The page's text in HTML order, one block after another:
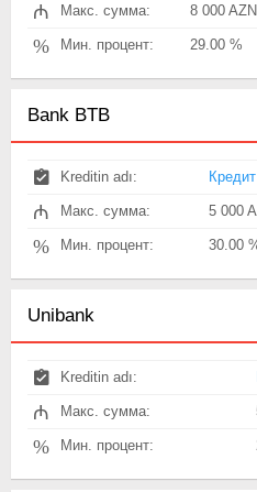
₼ Макс. сумма: 8 000 AZN
% Мин. процент: 29.00 %
Bank BTB
Kreditin adı:
₼ Макс. сумма: 5 000
% Мин. процент: 30.00
Unibank
Kreditin adı:
₼ Макс. сумма:
% Мин. процент: